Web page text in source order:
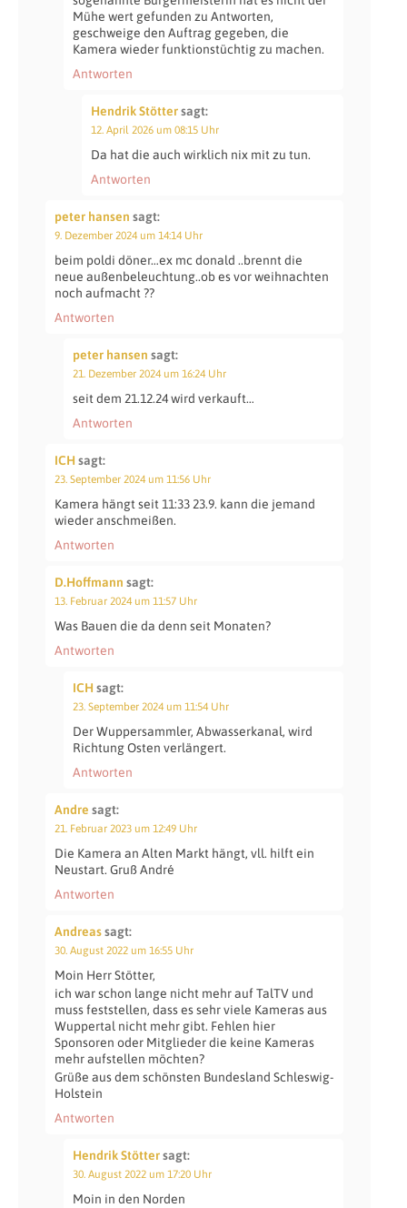
Mühe wert gefunden zu Antworten,
geschweige den Auftrag gegeben, die
Kamera wieder funktionstüchtig zu machen.
Antworten
Hendrik Stöttersagt:
12. April 2026 um 08:15 Uhr
Da hat die auch wirklich nix mit zu tun.
Antworten
peter hansen sagt:
9. Dezember 2024 um 14:14 Uhr
beim poldi döner…ex mc donald ..brennt die
neue außenbeleuchtung..ob es vor weihnachten
noch aufmacht ??
Antworten
peter hansen sagt:
21. Dezember 2024 um 16:24 Uhr
seit dem 21.12.24 wird verkauft…
Antworten
ICH sagt:
23. September 2024 um 11:56 Uhr
Kamera hängt seit 11:33 23.9. kann die jemand
wieder anschmeißen.
Antworten
D.Hoffmann sagt:
13. Februar 2024 um 11:57 Uhr
Was Bauen die da denn seit Monaten?
Antworten
ICH sagt:
23. September 2024 um 11:54 Uhr
Der Wuppersammler, Abwasserkanal, wird
Richtung Osten verlängert.
Antworten
Andre sagt:
21. Februar 2023 um 12:49 Uhr
Die Kamera an Alten Markt hängt, vll. hilft ein
Neustart. Gruß André
Antworten
Andreassagt:
30. August 2022 um 16:55 Uhr
Moin Herr Stötter,
ich war schon lange nicht mehr auf TalTV und
muss feststellen, dass es sehr viele Kameras aus
Wuppertal nicht mehr gibt. Fehlen hier
Sponsoren oder Mitglieder die keine Kameras
mehr aufstellen möchten?
Grüße aus dem schönsten Bundesland Schleswig-
Holstein
Antworten
Hendrik Stöttersagt:
30. August 2022 um 17:20 Uhr
Moin in den Norden